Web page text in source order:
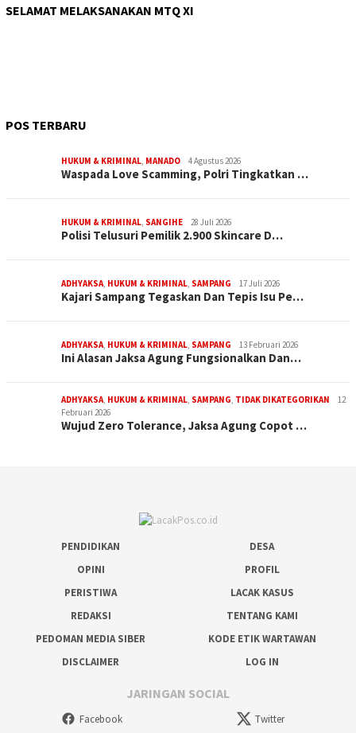
SELAMAT MELAKSANAKAN MTQ XI
POS TERBARU
HUKUM & KRIMINAL MANADO 4 Agustus 2026
Waspada Love Scamming, Polri Tingkatkan …
HUKUM & KRIMINAL SANGIHE 28 Juli 2026
Polisi Telusuri Pemilik 2.900 Skincare D…
ADHYAKSA HUKUM & KRIMINAL SAMPANG 17 Juli 2026
Kajari Sampang Tegaskan Dan Tepis Isu Pe…
ADHYAKSA HUKUM & KRIMINAL SAMPANG 13 Februari 2026
Ini Alasan Jaksa Agung Fungsionalkan Dan…
ADHYAKSA HUKUM & KRIMINAL SAMPANG TIDAK DIKATEGORIKAN
12
Februari 2026
Wujud Zero Tolerance, Jaksa Agung Copot …
PENDIDIKAN
DESA
OPINI
PROFIL
PERISTIWA
LACAK KASUS
REDAKSI
TENTANG KAMI
PEDOMAN MEDIA SIBER
KODE ETIK WARTAWAN
DISCLAIMER
LOG IN
JARINGAN SOCIAL
Facebook Twitter